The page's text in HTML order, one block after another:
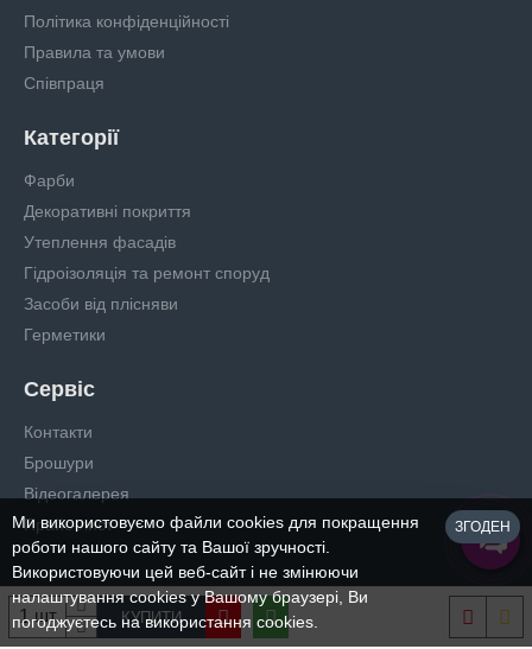
КУПИТИ
Політика конфіденційності
Правила та умови
Співпраця
Категорії
Фарби
Декоративні покриття
Утеплення фасадів
Гідроізоляція та ремонт споруд
Засоби від плісняви
Герметики
Сервіс
Контакти
Брошури
Відеогалерея
Прайс-лист
ЗГОДЕН
Ми використовуємо файли cookies для покращення
роботи нашого сайту та Вашої зручності.
Використовуючи цей веб-сайт і не змінюючи
налаштування cookies у Вашому браузері, Ви
погоджуєтесь на використання cookies.